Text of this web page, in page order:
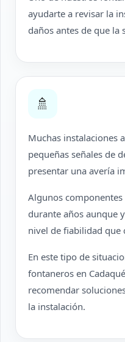
ayudarte a revisar la
daños antes de que la
🚿
Muchas instalaciones
pequeñas señales de
presentar una avería
Algunos
durante años aunque
nivel de fiabilidad que
En este tipo de
fontaneros en
recomendar
la instalación.